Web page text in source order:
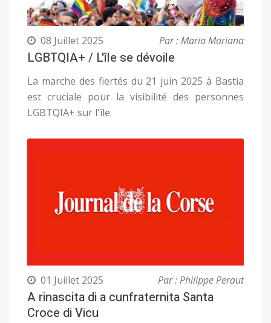
08 Juillet 2025 Par : Maria Mariana
LGBTQIA+ / L'île se dévoile
La marche des fiertés du 21 juin 2025 à Bastia
est cruciale pour la visibilité des personnes
LGBTQIA+ sur l'île.
01 Juillet 2025 Par : Philippe Peraut
A rinascita di a cunfraternita Santa
Croce di Vicu